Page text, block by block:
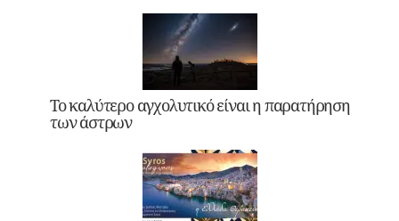
Το καλύτερο αγχολυτικό είναι η παρατήρηση
των άστρων